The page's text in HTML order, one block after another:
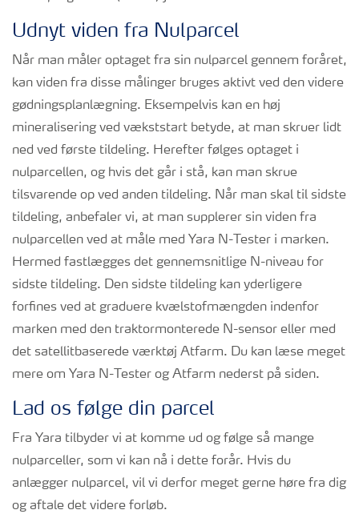
Udnyt viden fra Nulparcel
Når man måler optaget fra sin nulparcel gennem foråret,
kan viden fra disse målinger bruges aktivt ved den videre
gødningsplanlægning. Eksempelvis kan en høj
mineralisering ved vækststart betyde, at man skruer lidt
ned ved første tildeling. Herefter følges optaget i
nulparcellen, og hvis det går i stå, kan man skrue
tilsvarende op ved anden tildeling. Når man skal til sidste
tildeling, anbefaler vi, at man supplerer sin viden fra
nulparcellen ved at måle med Yara N-Tester i marken.
Hermed fastlægges det gennemsnitlige N-niveau for
sidste tildeling. Den sidste tildeling kan yderligere
forfines ved at graduere kvælstofmængden indenfor
marken med den traktormonterede N-sensor eller med
det satellitbaserede værktøj Atfarm. Du kan læse meget
mere om Yara N-Tester og Atfarm nederst på siden.
Lad os følge din parcel
Fra Yara tilbyder vi at komme ud og følge så mange
nulparceller, som vi kan nå i dette forår. Hvis du
anlægger nulparcel, vil vi derfor meget gerne høre fra dig
og aftale det videre forløb.